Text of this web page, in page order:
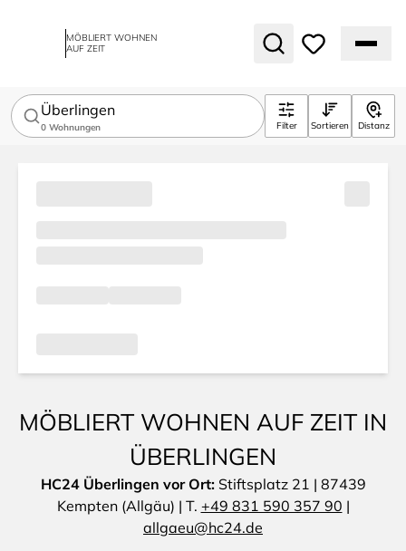
MÖBLIERT WOHNEN
AUF ZEIT
Überlingen
0 Wohnungen Filter Sortieren Distanz
MÖBLIERT WOHNEN AUF ZEIT IN
ÜBERLINGEN
HC24 Überlingen vor Ort: Stiftsplatz 21 | 87439
Kempten (Allgäu) | T. +49 831 590 357 90 |
allgaeu@hc24.de